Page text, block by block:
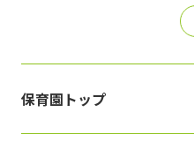
保育園に関するお問い合わせ
プライバシーポリシー
サイトマップ
保育園トップ